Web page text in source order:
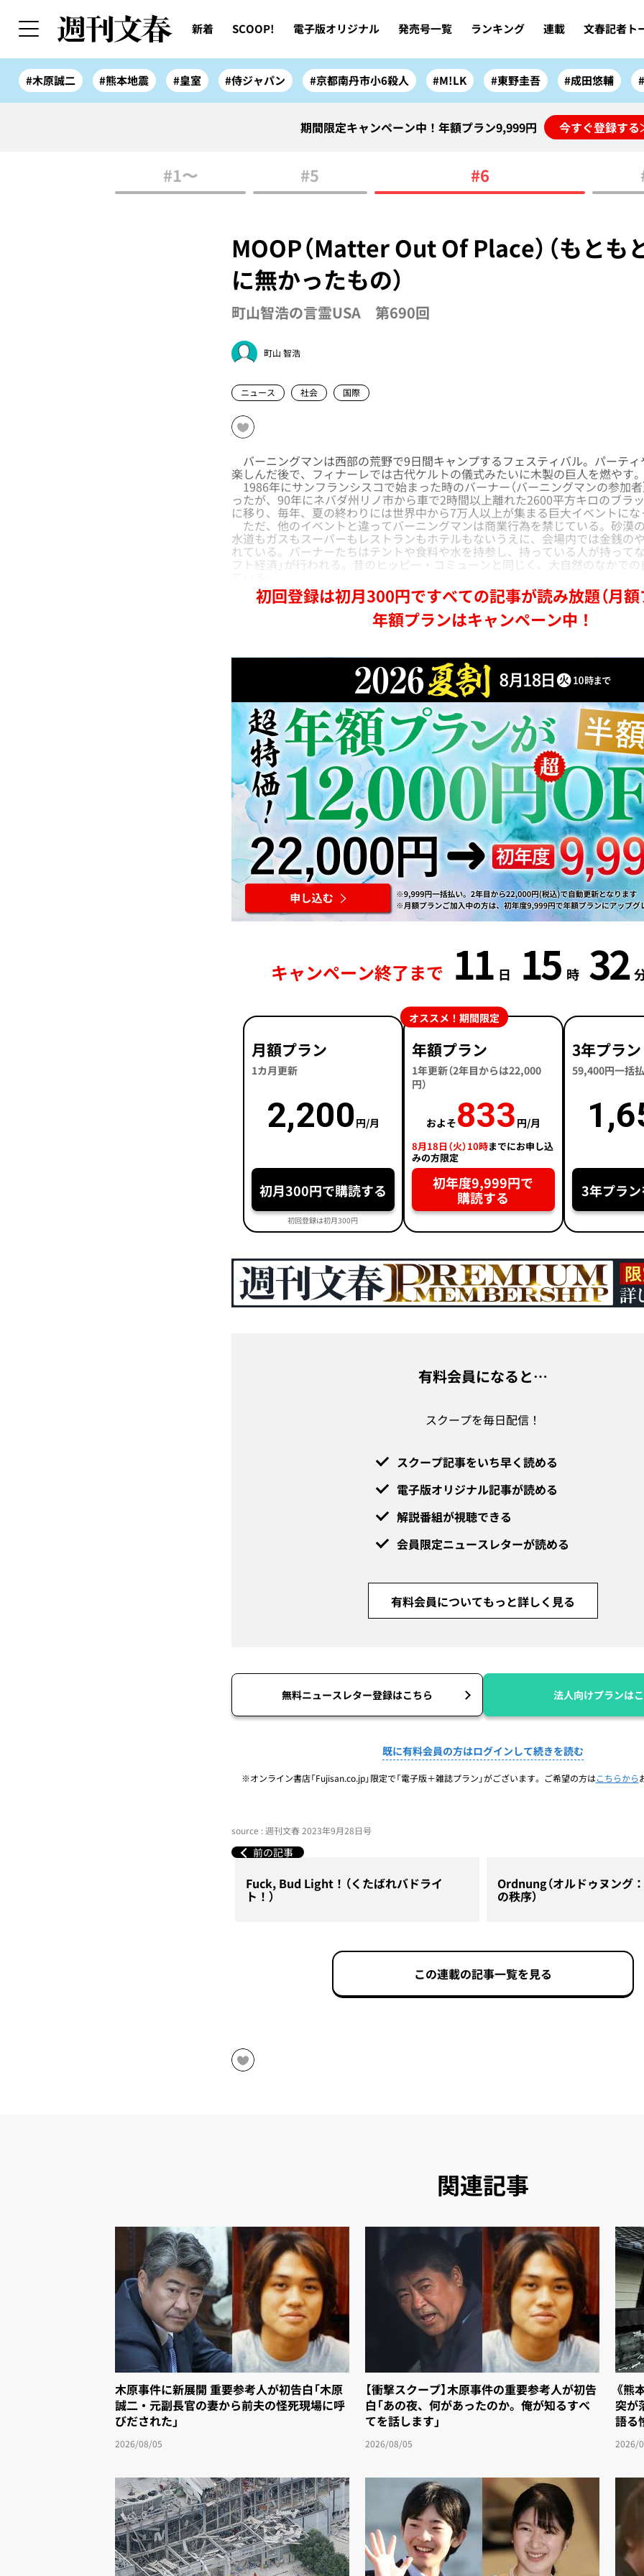
新着 SCOOP! 電子版オリジナル 発売号一覧 ランキング 連載 文春記者ト
#木原誠二 #熊本地震 #皇室 #侍ジャパン #京都南丹市小6殺人 #M!LK #東野圭吾 #成田悠輔
期間限定キャンペーン中！年額プラン9,999円 今すぐ登録す
#1〜 #5 #6
MOOP（Matter Out Of Place）（もとも
に無かったもの）
町山智浩の言霊USA 第690回
町山 智浩
ニュース 社会 国際
バーニングマンは西部の荒野で9日間キャンプするフェスティバル。パーテ
楽しんだ後で、フィナーレでは古代ケルトの儀式みたいに木製の巨人を燃やす
1986年にサンフランシスコで始まった時のバーナー（バーニングマンの参加者
ったが、90年にネバダ州リノ市から車で2時間以上離れた2600平方キロのブラ
に移り、毎年、夏の終わりには世界中から7万人以上が集まる巨大イベントに
ただ、他のイベントと違ってバーニングマンは商業行為を禁じている。砂漠
水道もガスもスーパーもレストランもホテルもないうえに、会場内では金銭の
れている。バーナーたちはテントや食料や水を持参し、持っている人が持って
フト経済」が行われる。昔のヒッピー・コミューンと同じく、大自然のなかで
初回登録は初月300円ですべての記事が読み放題（月額
年額プランはキャンペーン中！
キャンペーン終了まで 11 日 15 時 31 分
月額プラン
1カ月更新
2,200 円/月
初月300円で購読する
初回登録は初月300円
年額プラン
1年更新（2年目からは22,000
円）
およそ833 円/月
8月18日（火）10時までにお申し込
みの方限定
初年度9,999円で
購読する
オススメ！期間限定
3年プラン
59,400円一括
3年プラ
有料会員になると…
スクープを毎日配信！
スクープ記事をいち早く読める
電子版オリジナル記事が読める
解説番組が視聴できる
会員限定ニュースレターが読める
有料会員についてもっと詳しく見る
無料ニュースレター登録はこちら 法人向けプランは
既に有料会員の方はログインして続きを読む
※オンライン書店「Fujisan.co.jp」限定で「電子版＋雑誌プラン」がございます。ご希望の方はこちらから
source : 週刊文春 2023年9月28日号
前の記事
Fuck, Bud Light！（くたばれバドライ
ト！）
Ordnung（オルドゥヌング
の秩序）
この連載の記事一覧を見る
関連記事
木原事件に新展開 重要参考人が初告白「木原
誠二・元副長官の妻から前夫の怪死現場に呼
びだされた」
2026/08/05
【衝撃スクープ】木原事件の重要参考人が初告
白「あの夜、何があったのか。俺が知るすべ
てを話します」
2026/08/05
《熊
突が
語る
2026/